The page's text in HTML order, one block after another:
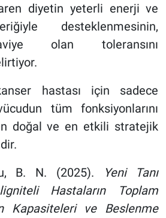
diyetin yeterli enerji ve
desteklenmesinin,
olan toleransını
hastası için sadece
tüm fonksiyonlarını
doğal ve en etkili stratejik
B. N. (2025).
Yeni Tanı
Hastaların Toplam
Kapasiteleri ve Beslenme